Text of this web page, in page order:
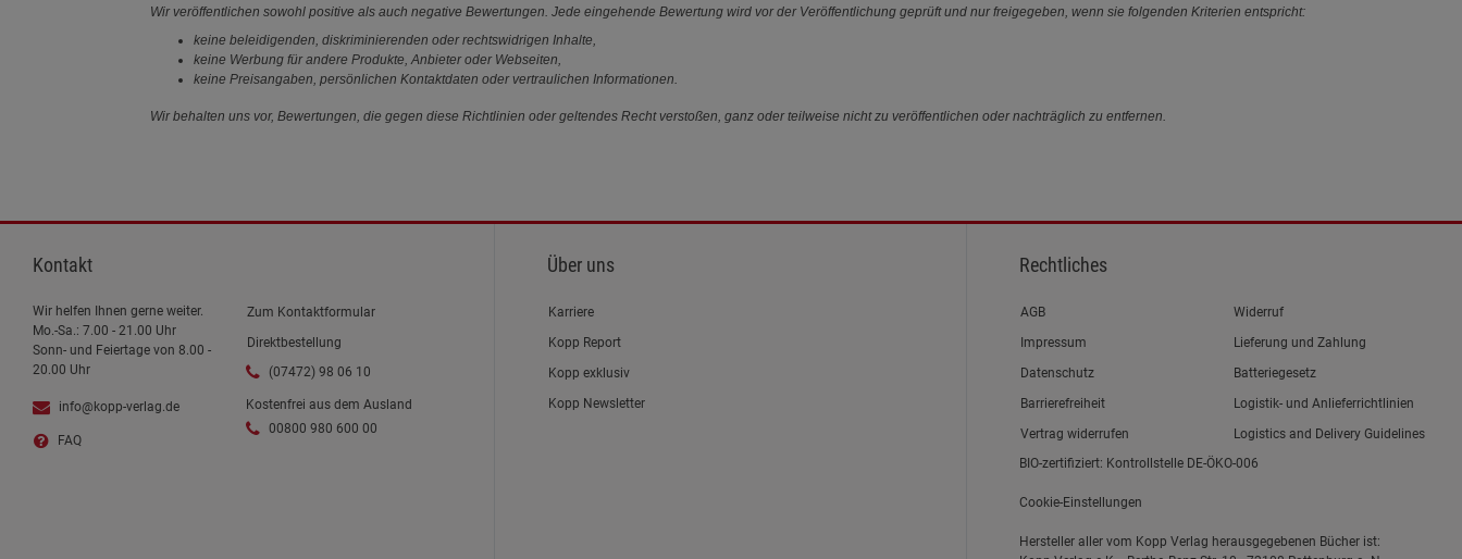
Wir veröffentlichen sowohl positive als auch negative Bewertungen. Jede eingehende Bewertung wird vor der Veröffentlichung geprüft und nur freigegeben, wenn sie folgenden Kriterien entspricht:
keine beleidigenden, diskriminierenden oder rechtswidrigen Inhalte,
keine Werbung für andere Produkte, Anbieter oder Webseiten,
keine Preisangaben, persönlichen Kontaktdaten oder vertraulichen Informationen.
Wir behalten uns vor, Bewertungen, die gegen diese Richtlinien oder geltendes Recht verstoßen, ganz oder teilweise nicht zu veröffentlichen oder nachträglich zu entfernen.
Kontakt
Wir helfen Ihnen gerne weiter.
Mo.-Sa.: 7.00 - 21.00 Uhr
Sonn- und Feiertage von 8.00 -
20.00 Uhr
info@kopp-verlag.de
FAQ
Zum Kontaktformular
Direktbestellung
(07472) 98 06 10
Kostenfrei aus dem Ausland
00800 980 600 00
Über uns
Karriere
Kopp Report
Kopp exklusiv
Kopp Newsletter
Rechtliches
Link zum/zur
AGB
Link zum/zur
Impressum
Link zum/zur
Datenschutz
Link zum/zur
Barrierefreiheit
Vertrag widerrufen
Widerruf
Lieferung und Zahlung
Batteriegesetz
Logistik- und Anlieferrichtlinien
Logistics and Delivery Guidelines
BIO-zertifiziert: Kontrollstelle DE-ÖKO-006
Cookie-Einstellungen
Hersteller aller vom Kopp Verlag herausgegebenen Bücher ist: